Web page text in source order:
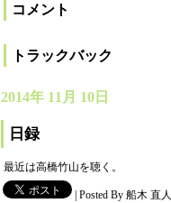
コメント
トラックバック
2014年 11月 10日
日録
最近は高橋竹山を聴く。
Posted By 船木 直人